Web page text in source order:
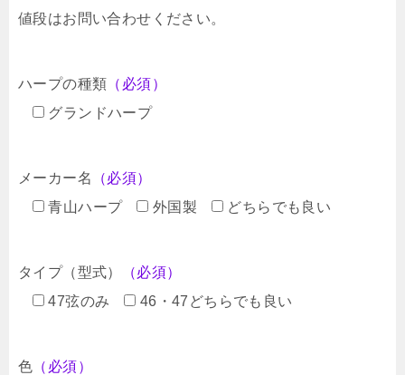
値段はお問い合わせください。
ハープの種類 （必須）
グランドハープ
メーカー名
（必須）
青山ハープ
外国製 どちらでも良い
タイプ（型式）
（必須）
47弦のみ
46・47どちらでも良い
色 （必須）